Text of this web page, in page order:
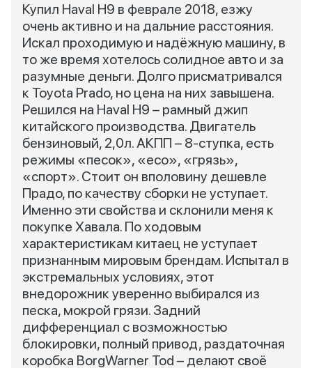
Купил Haval H9 в феврале 2018, езжу
очень активно и на дальние расстояния.
Искал проходимую и надёжную машину, в
то же время хотелось солидное авто и за
разумные деньги. Долго присматривался
к Toyota Prado, но цена на них завышена.
Решился на Haval H9 – рамный джип
китайского производства. Двигатель
бензиновый, 2,0л. АКПП – 8-ступка, есть
режимы «песок», «eco», «грязь»,
«спорт». Стоит он вполовину дешевле
Прадо, по качеству сборки не уступает.
Именно эти свойства и склонили меня к
покупке Хавала. По ходовым
характеристикам китаец не уступает
признанным мировым брендам. Испытал в
экстремальных условиях, этот
внедорожник уверенно выбирался из
песка, мокрой грязи. Задний
дифференциал с возможностью
блокировки, полный привод, раздаточная
коробка BorgWarner Tod – делают своё